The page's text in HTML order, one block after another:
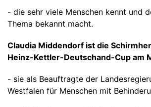
- die sehr viele Menschen kennt und
Thema bekannt macht.
Claudia Middendorf ist die
Heinz-Kettler-Deutschand-Cup am
- sie als Beauftragte der
Westfalen für Menschen mit